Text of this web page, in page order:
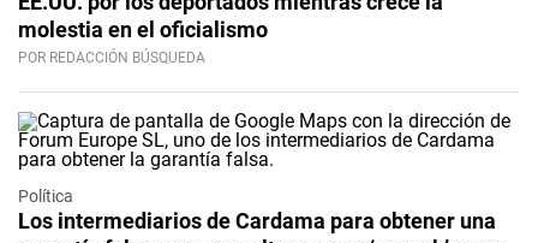
molestia en el oficialismo
POR REDACCIÓN BÚSQUEDA
Política
Los intermediarios de Cardama para obtener una